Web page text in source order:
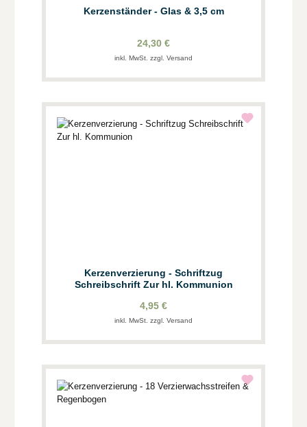
Kerzenständer - Glas & 3,5 cm
24,30 €
inkl. MwSt. zzgl. Versand
Kerzenverzierung - Schriftzug
Schreibschrift Zur hl. Kommunion
4,95 €
inkl. MwSt. zzgl. Versand